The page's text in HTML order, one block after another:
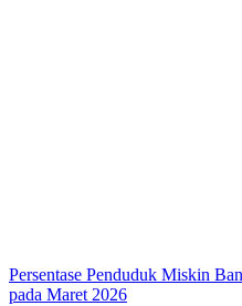
Persentase Penduduk Miskin
pada Maret 2026